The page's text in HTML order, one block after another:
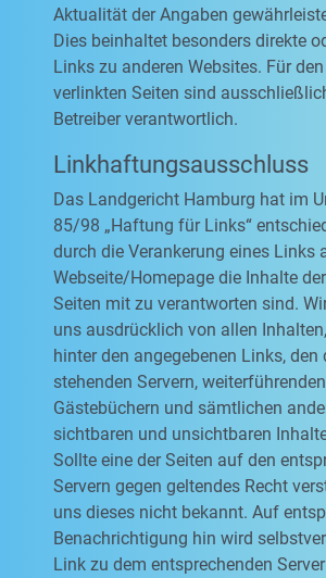
Aktualität der Angaben
Dies beinhaltet besonders direkte
Links zu anderen Websites. Für
verlinkten Seiten sind
Betreiber verantwortlich.
Linkhaftungsausschluss
Das Landgericht Hamburg hat im
85/98 „Haftung für Links“
durch die Verankerung eines Links
Webseite/Homepage die Inhalte
Seiten mit zu verantworten sind.
uns ausdrücklich von allen
hinter den angegebenen Links, den
stehenden Servern,
Gästebüchern und sämtlichen
sichtbaren und unsichtbaren
Sollte eine der Seiten auf den
Servern gegen geltendes Recht
uns dieses nicht bekannt. Auf
Benachrichtigung hin wird
Link zu dem entsprechenden